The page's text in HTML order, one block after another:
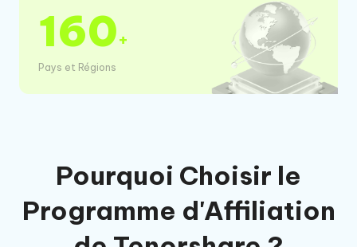
160+
Pays et Régions
Pourquoi Choisir le
Programme d'Affiliation